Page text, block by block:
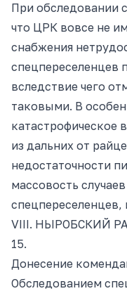
При обследовании
что ЦРК вовсе не
снабжения
спецпереселенцев
вследствие чего
таковыми. В
катастрофическое
из дальних от
недостаточности
массовость
спецпереселенцев,
VIII. НЫРОБСКИЙ
15.
Донесение
Обследованием